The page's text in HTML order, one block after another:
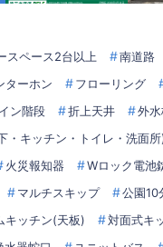
スペース2台以上 南道路
ターホン
フローリング
ン階段 折上天井 外
・キッチン・トイレ・洗面
火災報知器 Wロック電池
マルチスキップ 公園10
キッチン(天板)
対面式キ